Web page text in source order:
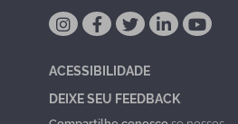
ACESSIBILIDADE
DEIXE SEU FEEDBACK